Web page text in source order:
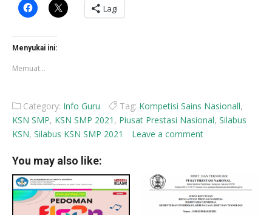
Klik
untuk
Facebook(Membuka
di
jendela
baru)
Klik
untuk
berbagi
Lagi
Menyukai ini:
Memuat...
Category: Info Guru Tag: Kompetisi Sains Nasionall,
KSN SMP, KSN SMP 2021 , Piusat Prestasi Nasional, Silabus
KSN, Silabus KSN SMP 2021 Leave a comment
You may also like: